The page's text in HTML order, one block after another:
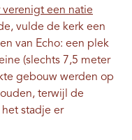
een natie
vulde de kerk een
van Echo: een plek
(slechts 7,5 meter
gebouw werden op
terwijl de
stadje er